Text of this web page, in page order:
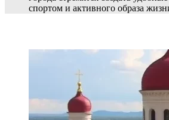
спортом и активного образа